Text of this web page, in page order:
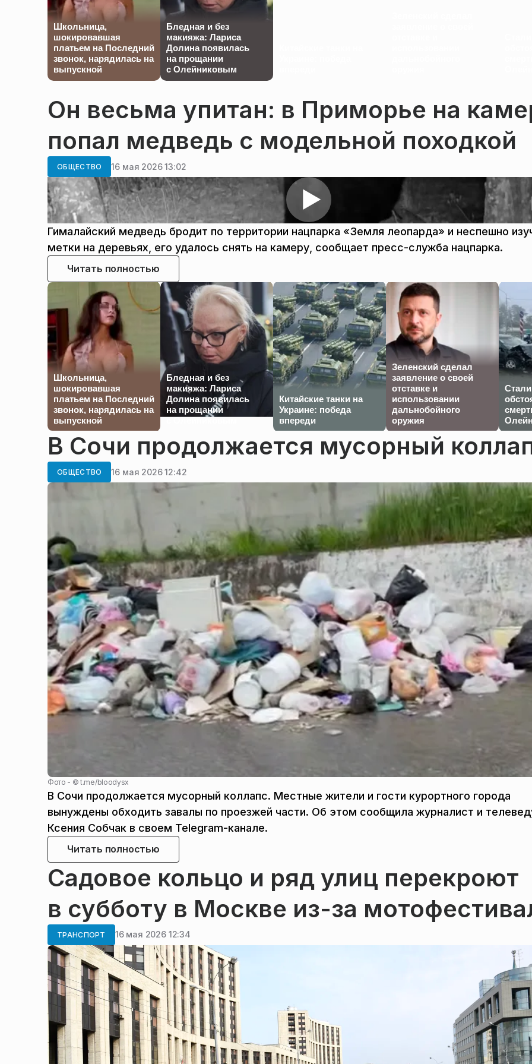
Школьница,
шокировавшая
платьем на Последний
звонок, нарядилась на
выпускной
Бледная и без
макияжа: Лариса
Долина появилась
на прощании
с Олейниковым
Он весьма упитан: в Приморье на
попал медведь с модельной походкой
ОБЩЕСТВО 16 мая 2026 13:02
Гималайский медведь бродит по территории нацпарка «Земля леопарда» и неспешно
метки на деревьях, его удалось снять на камеру, сообщает пресс-служба нацпарка.
Читать полностью
Школьница,
шокировавшая
платьем на Последний
звонок, нарядилась на
выпускной
Бледная и без
макияжа: Лариса
Долина появилась
на прощании
с Олейниковым
Китайские танки на
Украине: победа
впереди
Зеленский сделал
заявление о своей
отставке и
использовании
дальнобойного
оружия
Стали
В Сочи продолжается мусорный
ОБЩЕСТВО 16 мая 2026 12:42
Фото - ©t.me/bloodysx
В Сочи продолжается мусорный коллапс. Местные жители и гости курортного города
вынуждены обходить завалы по проезжей части. Об этом сообщила журналист и
Ксения Собчак в своем Telegram-канале.
Читать полностью
Садовое кольцо и ряд улиц перекроют
в субботу в Москве из-за
ТРАНСПОРТ 16 мая 2026 12:34